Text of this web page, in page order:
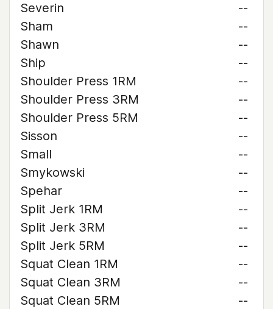
Severin
--
Sham
--
Shawn
--
Ship
--
Shoulder Press 1RM
--
Shoulder Press 3RM
--
Shoulder Press 5RM
--
Sisson
--
Small
--
Smykowski
--
Spehar
--
Split Jerk 1RM
--
Split Jerk 3RM
--
Split Jerk 5RM
--
Squat Clean 1RM
--
Squat Clean 3RM
--
Squat Clean 5RM
--